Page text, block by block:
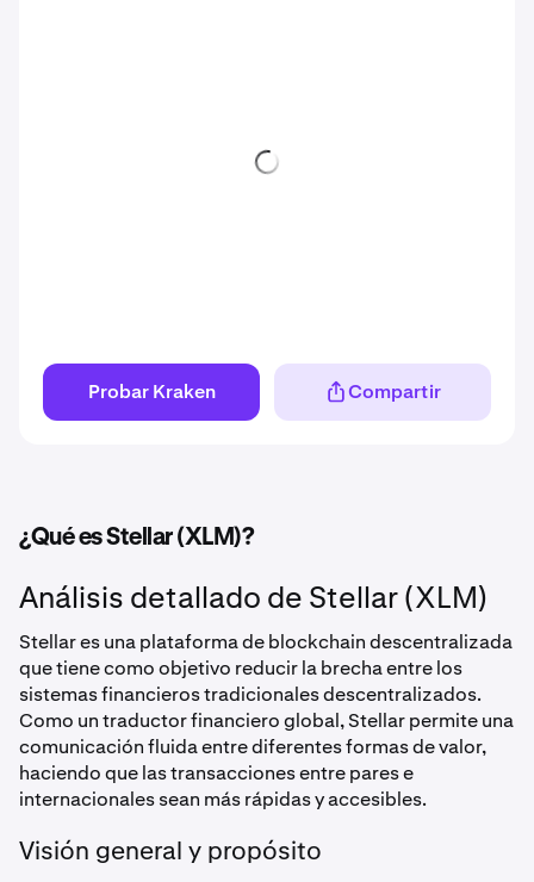
Probar Kraken Compartir
¿Qué es Stellar (XLM)?
Análisis detallado de Stellar (XLM)
Stellar es una plataforma de blockchain descentralizada
que tiene como objetivo reducir la brecha entre los
sistemas financieros tradicionales descentralizados.
Como un traductor financiero global, Stellar permite una
comunicación fluida entre diferentes formas de valor,
haciendo que las transacciones entre pares e
internacionales sean más rápidas y accesibles.
Visión general y propósito